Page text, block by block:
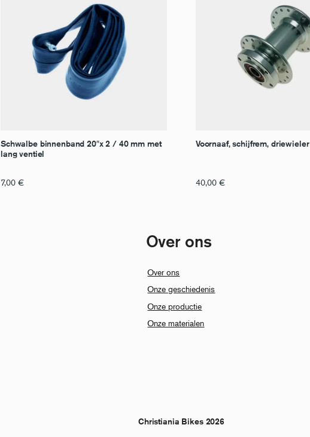
Schwalbe binnenband 20″x 2 / 40 mm met
lang ventiel
7,00 €
Voornaaf, schijfrem, driewieler
40,00 €
Over ons
Over ons
Onze geschiedenis
Onze productie
Onze materialen
Christiania Bikes 2026